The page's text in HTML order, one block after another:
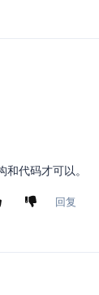
代码才可以。
回复